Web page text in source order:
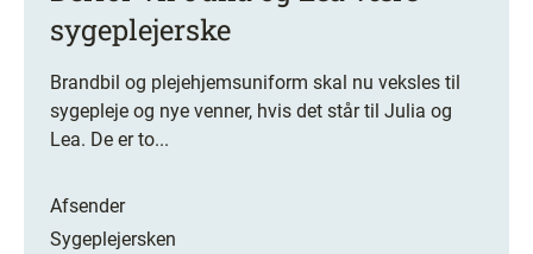
sygeplejerske
Brandbil og plejehjemsuniform skal nu veksles til
sygepleje og nye venner, hvis det står til Julia og
Lea. De er to...
Afsender
Sygeplejersken